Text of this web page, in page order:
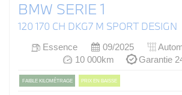
BMW SERIE 1
120 170 CH DKG7 M SPORT DESIGN
Essence 09/2025
10 000km
Garantie
FAIBLE KILOMÉTRAGE PRIX EN BAISSE